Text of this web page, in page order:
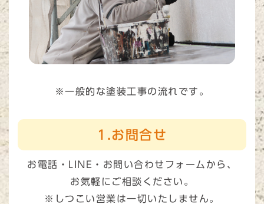
※一般的な塗装工事の流れです。
1.お問合せ
お電話・LINE・お問い合わせフォーム から、
お気軽にご相談ください。
※しつこい営業は一切いたしません。